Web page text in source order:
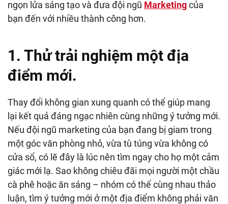
ngọn lửa sáng tạo và đưa đội ngũ Marketingcủa
bạn đến với nhiều thành công hơn.
1. Thử trải nghiệm một địa
điểm mới.
Thay đổi không gian xung quanh có thể giúp mang
lại kết quả đáng ngạc nhiên cùng những ý tưởng mới.
Nếu đội ngũ marketing của bạn đang bị giam trong
một góc văn phòng nhỏ, vừa tù túng vừa không có
cửa sổ, có lẽ đây là lúc nên tìm ngay cho họ một cảm
giác mới lạ. Sao không chiêu đãi mọi người một chầu
cà phê hoặc ăn sáng – nhóm có thể cùng nhau thảo
luận, tìm ý tưởng mới ở một địa điểm không phải văn